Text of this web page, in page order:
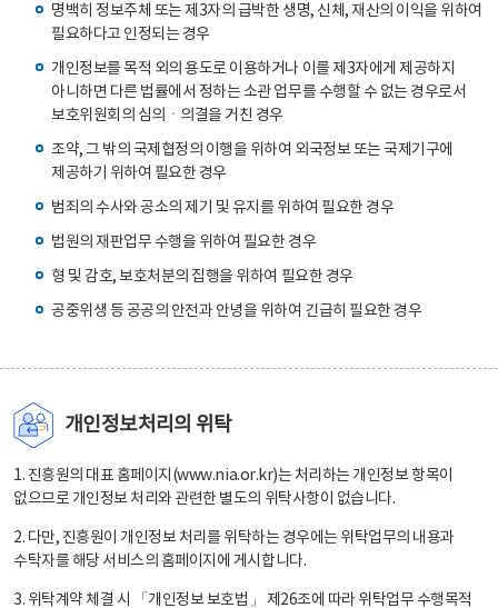
명백히 정보주체 또는 제3자의 급박한 생명, 신체, 재산의 이익을 위하여
필요하다고 인정되는 경우
개인정보를 목적 외의 용도로 이용하거나 이를 제3자에게 제공하지
아니하면 다른 법률에서 정하는 소관 업무를 수행할 수 없는 경우로서
보호위원회의 심의ㆍ의결을 거친 경우
조약, 그 밖의 국제협정의 이행을 위하여 외국정보 또는 국제기구에
제공하기 위하여 필요한 경우
범죄의 수사와 공소의 제기 및 유지를 위하여 필요한 경우
법원의 재판업무 수행을 위하여 필요한 경우
형 및 감호, 보호처분의 집행을 위하여 필요한 경우
공중위생 등 공공의 안전과 안녕을 위하여 긴급히 필요한 경우
개인정보처리의 위탁
1. 진흥원의 대표 홈페이지(www.nia.or.kr)는 처리하는 개인정보 항목이
없으므로 개인정보 처리와 관련한 별도의 위탁사항이 없습니다.
2. 다만, 진흥원이 개인정보 처리를 위탁하는 경우에는 위탁업무의 내용과
수탁자를 해당 서비스의 홈페이지에 게시합니다.
3. 위탁계약 체결 시 「개인정보 보호법」 제26조에 따라 위탁업무 수행목적